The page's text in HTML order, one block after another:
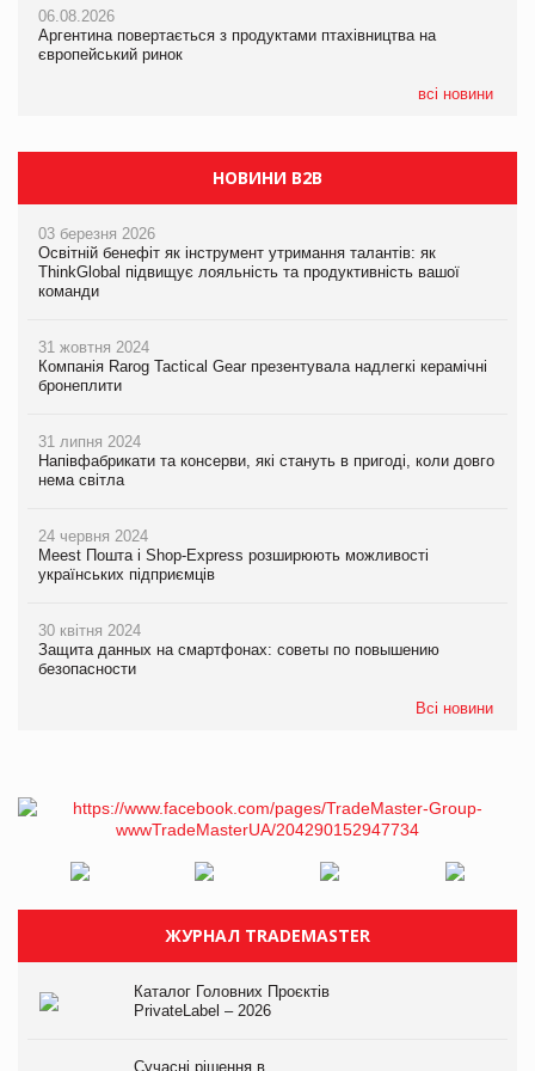
06.08.2026
Аргентина повертається з продуктами птахівництва на
європейський ринок
всі новини
Смачне поповнення дитячого меню: у VARUS з’явилися
новинки від ТМ ТОКЕРИ
06.08.2026
Аргентина повертається з продуктами птахівництва на
європейський ринок
НОВИНИ B2B
03 березня 2026
Освітній бенефіт як інструмент утримання талантів: як
ThinkGlobal підвищує лояльність та продуктивність вашої
команди
31 жовтня 2024
Компанія Rarog Tactical Gear презентувала надлегкі керамічні
бронеплити
31 липня 2024
Напівфабрикати та консерви, які стануть в пригоді, коли довго
нема світла
24 червня 2024
Meest Пошта і Shop-Express розширюють можливості
українських підприємців
30 квітня 2024
Защита данных на смартфонах: советы по повышению
безопасности
Всі новини
ЖУРНАЛ TRADEMASTER
Каталог Головних Проєктів
PrivateLabel – 2026
Сучасні рішення в